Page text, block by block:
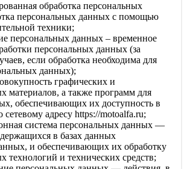
обработка персональных
персональных данных с помощью
техники;
персональных данных – временное
персональных данных (за
если обработка необходима для
данных);
графических и
материалов, а также программ для
обеспечивающих их доступность в
сетевому адресу https://motoalfa.ru;
система персональных данных —
в базах данных
и обеспечивающих их обработку
технологий и технических средств;